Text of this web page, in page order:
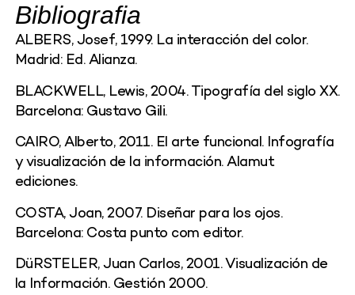
Bibliografia
ALBERS, Josef, 1999. La interacción del color.
Madrid: Ed. Alianza.
BLACKWELL, Lewis, 2004. Tipografía del siglo XX.
Barcelona: Gustavo Gili.
CAIRO, Alberto, 2011. El arte funcional. Infografía
y visualización de la información. Alamut
ediciones.
COSTA, Joan, 2007. Diseñar para los ojos.
Barcelona: Costa punto com editor.
DüRSTELER, Juan Carlos, 2001. Visualización de
la Información. Gestión 2000.